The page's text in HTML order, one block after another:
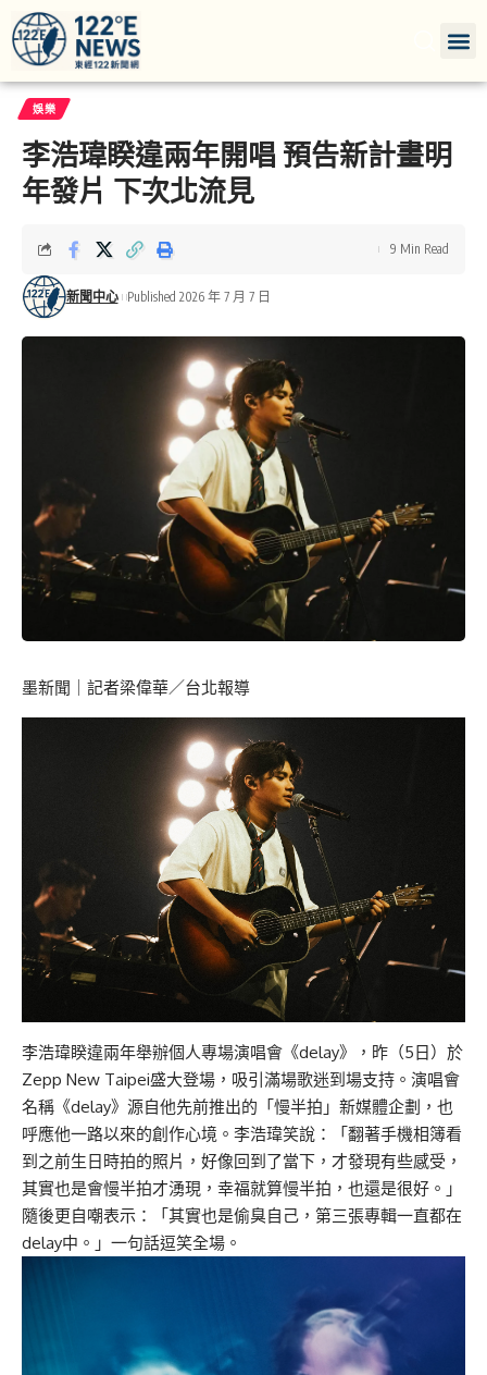
娛樂
李浩瑋睽違兩年開唱 預告新計畫明
年發片 下次北流見
新聞中心 Published 2026 年 7 月 7 日
9 Min Read
墨新聞 ｜記者梁偉華／台北報導
李浩瑋睽違兩年舉辦個人專場演唱會《delay》，昨（5日）於
Zepp New Taipei盛大登場，吸引滿場歌迷到場支持。演唱會
名稱《delay》源自他先前推出的「慢半拍」新媒體企劃，也
呼應他一路以來的創作心境。李浩瑋笑說：「翻著手機相簿看
到之前生日時拍的照片，好像回到了當下，才發現有些感受，
其實也是會慢半拍才湧現，幸福就算慢半拍，也還是很好。」
隨後更自嘲表示：「其實也是偷臭自己，第三張專輯一直都在
delay中。」一句話逗笑全場。